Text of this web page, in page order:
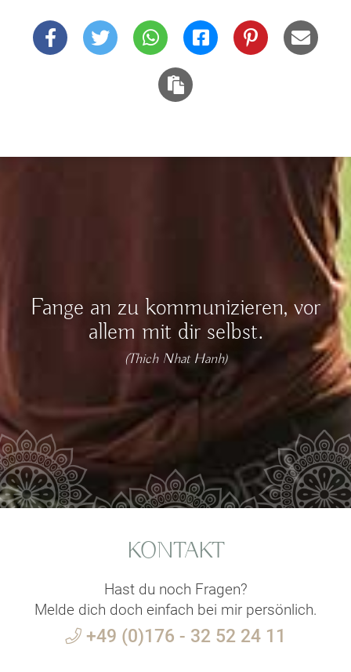
Fange an zu kommunizieren, vor
allem mit dir selbst.
(Thich Nhat Hanh)
KONTAKT
Hast du noch Fragen?
Melde dich doch einfach bei mir persönlich.
+49 (0)176 - 32 52 24 11